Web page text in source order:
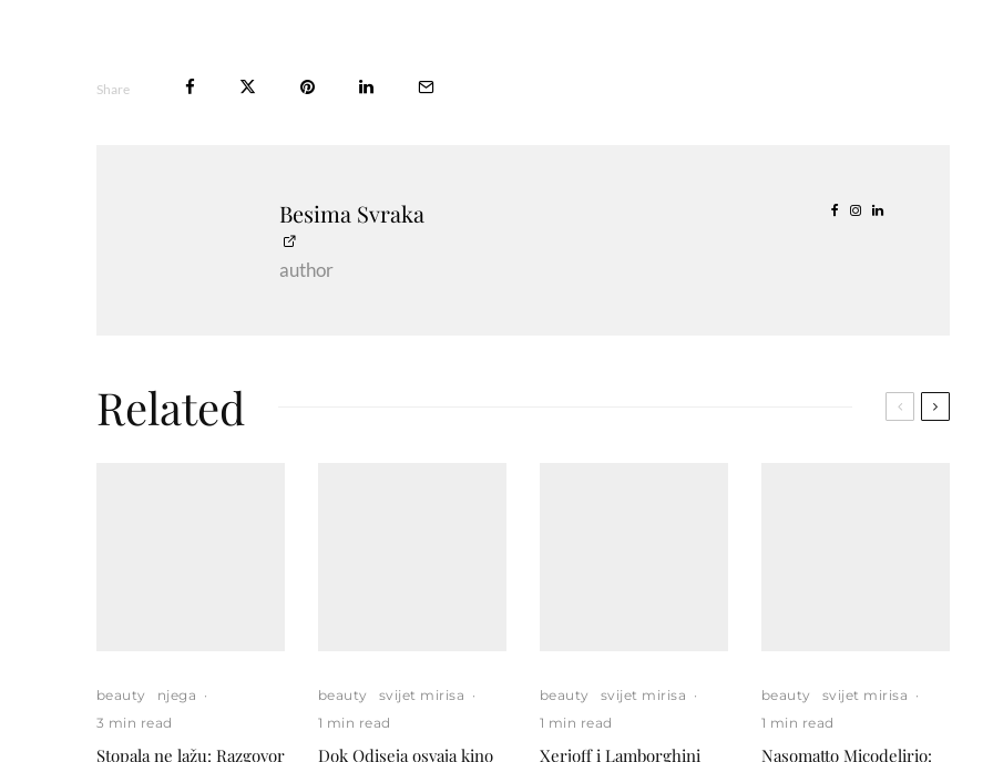
Share
Besima Svraka
author
Related
beauty njega ·
3 min read
Stopala ne lažu: Razgovor
beauty svijet mirisa ·
1 min read
Dok Odiseja osvaja kino
beauty svijet mirisa ·
1 min read
Xerjoff i Lamborghini
beauty svijet mirisa ·
1 min read
Nasomatto Micodelirio: